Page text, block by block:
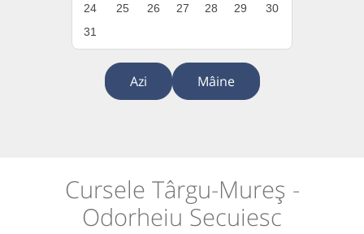
24
25 26 27 28 29
30
31
Azi Mâine
Cursele Târgu-Mureș -
Odorheiu Secuiesc